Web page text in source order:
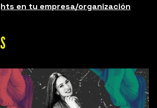
en tu empresa/organización